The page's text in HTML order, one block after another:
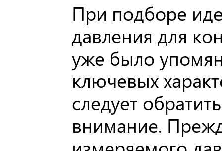
При подборе
давления для
уже было
ключевых
следует
внимание.